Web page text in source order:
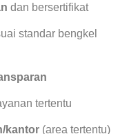
dan bersertifikat
standar bengkel
tertentu
kantor (area tertentu)